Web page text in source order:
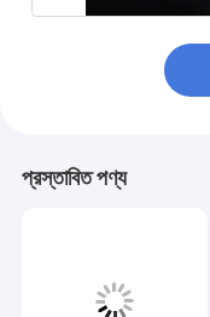
প্রস্তাবিত পণ্য